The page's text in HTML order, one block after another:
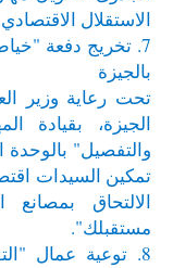
الاستقلال
7. تخريج دفعة
بالجيزة
تحت رعاية وزير
الجيزة، بقيادة
والتفصيل" بالوحدة
تمكين السيدات
الالتحاق
مستقبلك".
8. توعية عمال